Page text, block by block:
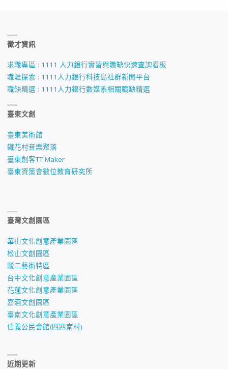
徵才資訊
求職專區 : 1111 人力銀行實習與職缺快速查詢看板
職涯探索 : 1111人力銀行科技島社群新聞平台
職缺精選 : 1111人力銀行數媒系相關職缺精選
臺東文創
臺東美術館
鐵花村音樂聚落
臺東創客TT Maker
臺東資策會數位教育研究所
臺灣文創園區
華山文化創意產業園區
松山文創園區
駁二藝術特區
台中文化創意產業園區
花蓮文化創意產業園區
嘉酒文創園區
臺南文化創意產業園區
信義公民會館(四四南村)
近期更新